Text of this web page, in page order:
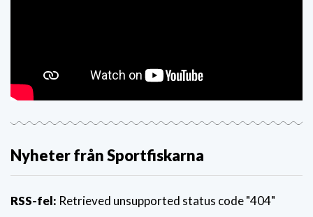
Nyheter från Sportfiskarna
RSS-fel: Retrieved unsupported status code "404"